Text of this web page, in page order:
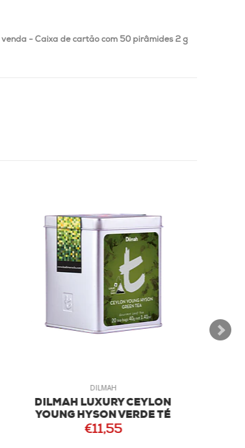
venda - Caixa de cartão com 50 pirâmides 2 g
DILMAH
DILMAH LUXURY CEYLON
YOUNG HYSON VERDE TÉ
€11,55